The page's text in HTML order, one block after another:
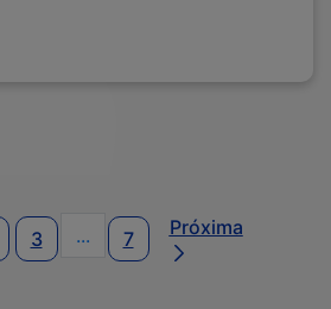
3 ...Páginas intermediárias
7 Próxima